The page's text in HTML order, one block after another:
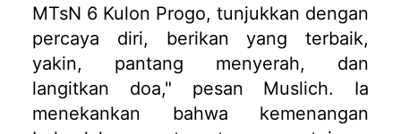
MTsN 6 Kulon Progo, tunjukkan dengan
percaya diri, berikan yang terbaik,
yakin, pantang menyerah, dan
langitkan doa," pesan Muslich. Ia
menekankan bahwa kemenangan